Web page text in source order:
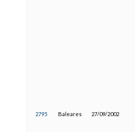
2795 Baleares 27/09/2002